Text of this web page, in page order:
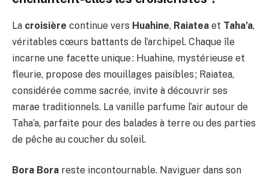
La croisière continue vers Huahine, Raiatea et Taha’a,
véritables cœurs battants de l’archipel. Chaque île
incarne une facette unique : Huahine, mystérieuse et
fleurie, propose des mouillages paisibles ; Raiatea,
considérée comme sacrée, invite à découvrir ses
marae traditionnels. La vanille parfume l’air autour de
Taha’a, parfaite pour des balades à terre ou des parties
de pêche au coucher du soleil.
Bora Bora reste incontournable. Naviguer dans son